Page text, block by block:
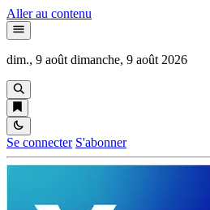
Aller au contenu
dim., 9 août dimanche, 9 août 2026
Se connecter S'abonner